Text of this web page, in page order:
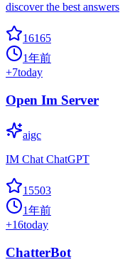
discover the best answers
16165
1年前
+7today
Open Im Server
aigc
IM Chat ChatGPT
15503
1年前
+16today
ChatterBot